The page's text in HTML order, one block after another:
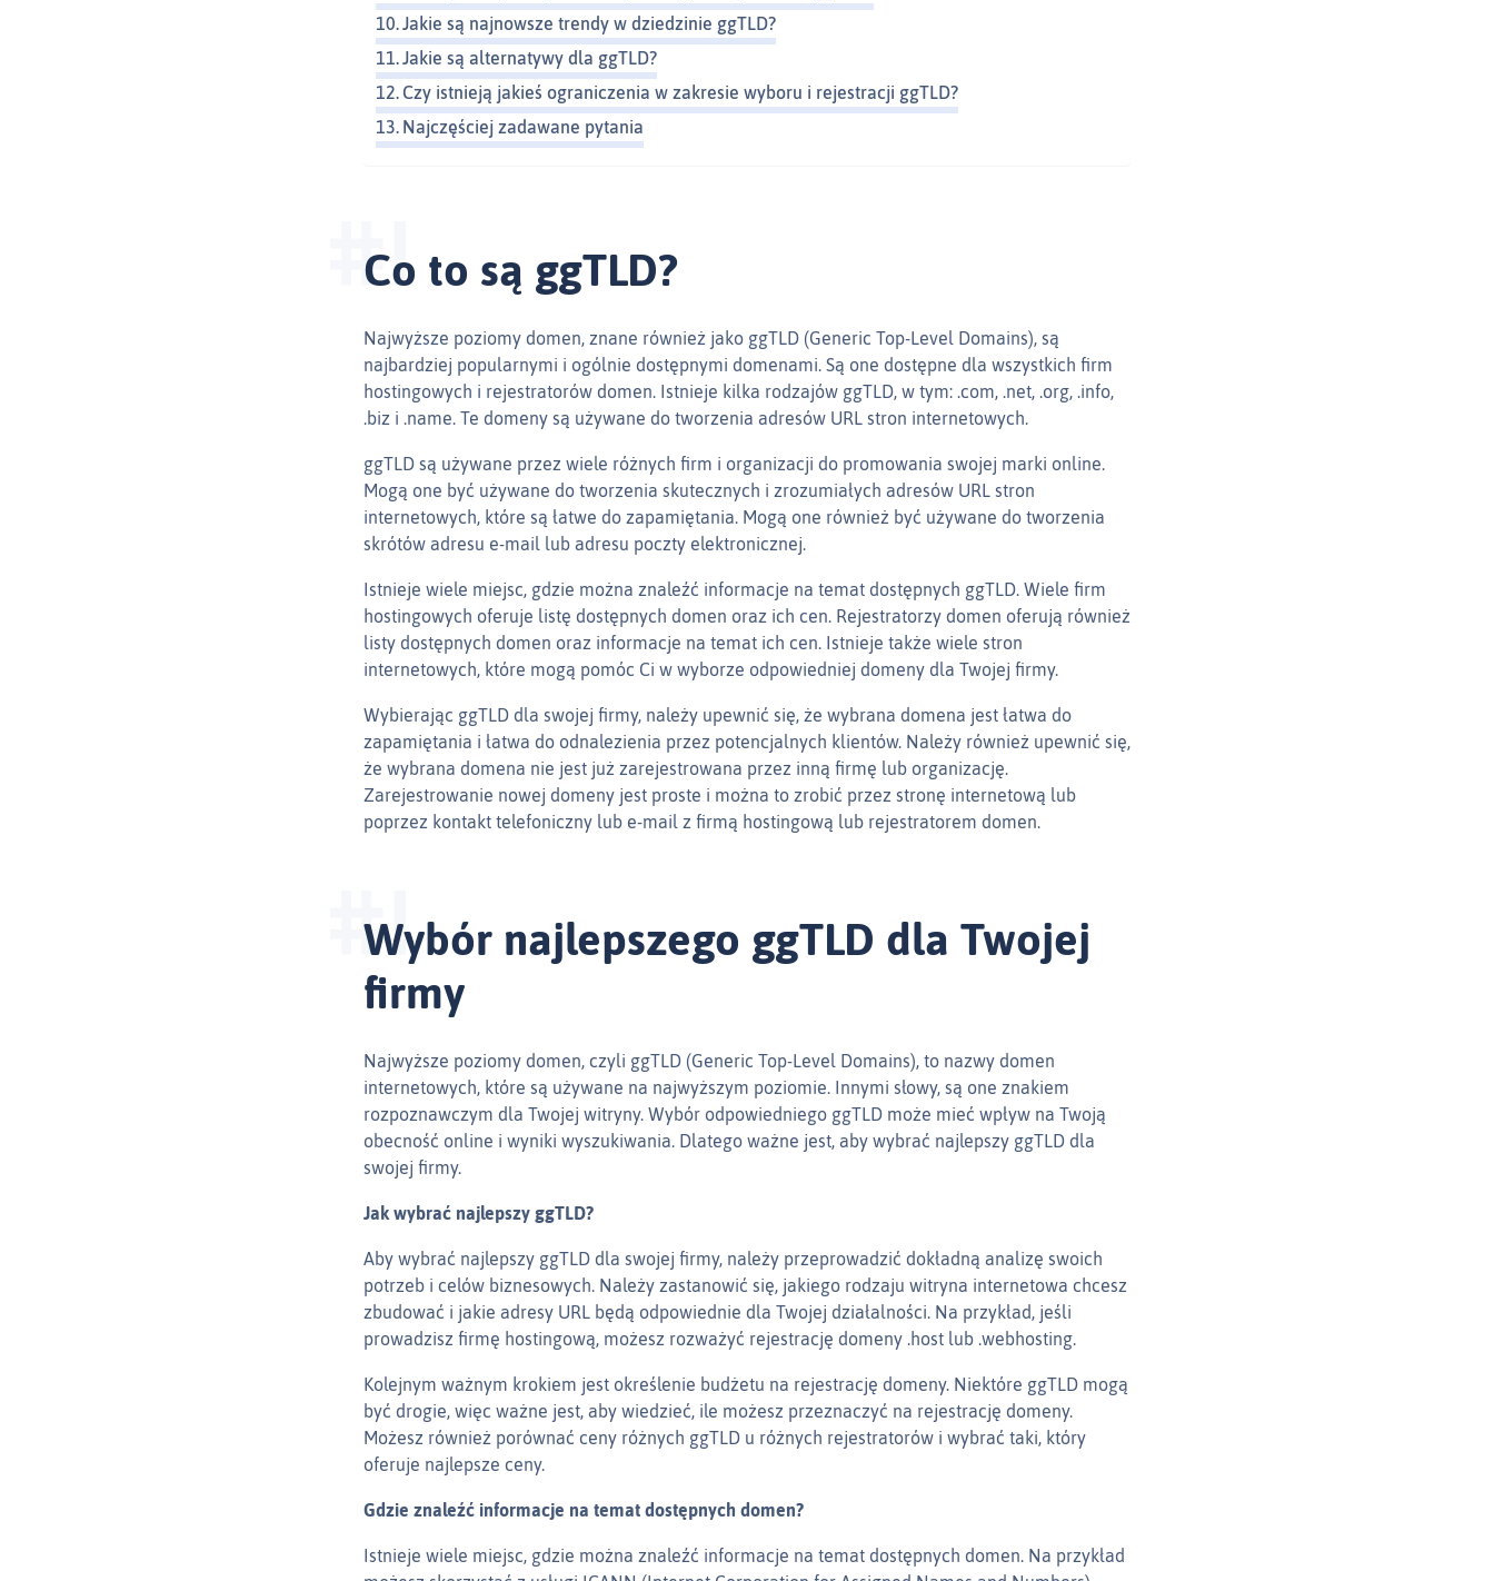
Jakie są najnowsze trendy w dziedzinie ggTLD?
Jakie są alternatywy dla ggTLD?
Czy istnieją jakieś ograniczenia w zakresie wyboru i rejestracji ggTLD?
Najczęściej zadawane pytania
Co to są ggTLD?
Najwyższe poziomy domen, znane również jako ggTLD (Generic Top-Level Domains), są
najbardziej popularnymi i ogólnie dostępnymi domenami. Są one dostępne dla wszystkich firm
hostingowych i rejestratorów domen. Istnieje kilka rodzajów ggTLD, w tym: .com, .net, .org, .info,
.biz i .name. Te domeny są używane do tworzenia adresów URL stron internetowych.
ggTLD są używane przez wiele różnych firm i organizacji do promowania swojej marki online.
Mogą one być używane do tworzenia skutecznych i zrozumiałych adresów URL stron
internetowych, które są łatwe do zapamiętania. Mogą one również być używane do tworzenia
skrótów adresu e‑mail lub adresu poczty elektronicznej.
Istnieje wiele miejsc, gdzie można znaleźć informacje na temat dostępnych ggTLD. Wiele firm
hostingowych oferuje listę dostępnych domen oraz ich cen. Rejestratorzy domen oferują również
listy dostępnych domen oraz informacje na temat ich cen. Istnieje także wiele stron
internetowych, które mogą pomóc Ci w wyborze odpowiedniej domeny dla Twojej firmy.
Wybierając ggTLD dla swojej firmy, należy upewnić się, że wybrana domena jest łatwa do
zapamiętania i łatwa do odnalezienia przez potencjalnych klientów. Należy również upewnić się,
że wybrana domena nie jest już zarejestrowana przez inną firmę lub organizację.
Zarejestrowanie nowej domeny jest proste i można to zrobić przez stronę internetową lub
poprzez kontakt telefoniczny lub e‑mail z firmą hostingową lub rejestratorem domen.
Wybór najlepszego ggTLD dla Twojej
firmy
Najwyższe poziomy domen, czyli ggTLD (Generic Top-Level Domains), to nazwy domen
internetowych, które są używane na najwyższym poziomie. Innymi słowy, są one znakiem
rozpoznawczym dla Twojej witryny. Wybór odpowiedniego ggTLD może mieć wpływ na Twoją
obecność online i wyniki wyszukiwania. Dlatego ważne jest, aby wybrać najlepszy ggTLD dla
swojej firmy.
Jak wybrać najlepszy ggTLD?
Aby wybrać najlepszy ggTLD dla swojej firmy, należy przeprowadzić dokładną analizę swoich
potrzeb i celów biznesowych. Należy zastanowić się, jakiego rodzaju witryna internetowa chcesz
zbudować i jakie adresy URL będą odpowiednie dla Twojej działalności. Na przykład, jeśli
prowadzisz firmę hostingową, możesz rozważyć rejestrację domeny .host lub .webhosting.
Kolejnym ważnym krokiem jest określenie budżetu na rejestrację domeny. Niektóre ggTLD mogą
być drogie, więc ważne jest, aby wiedzieć, ile możesz przeznaczyć na rejestrację domeny.
Możesz również porównać ceny różnych ggTLD u różnych rejestratorów i wybrać taki, który
oferuje najlepsze ceny.
Gdzie znaleźć informacje na temat dostępnych domen?
Istnieje wiele miejsc, gdzie można znaleźć informacje na temat dostępnych domen. Na przykład